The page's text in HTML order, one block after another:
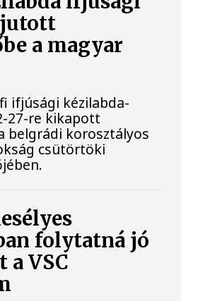
jutott
a magyar
ifjúsági kézilabda-
27-re kikapott
belgrádi korosztályos
csütörtöki
folytatná jó
a VSC